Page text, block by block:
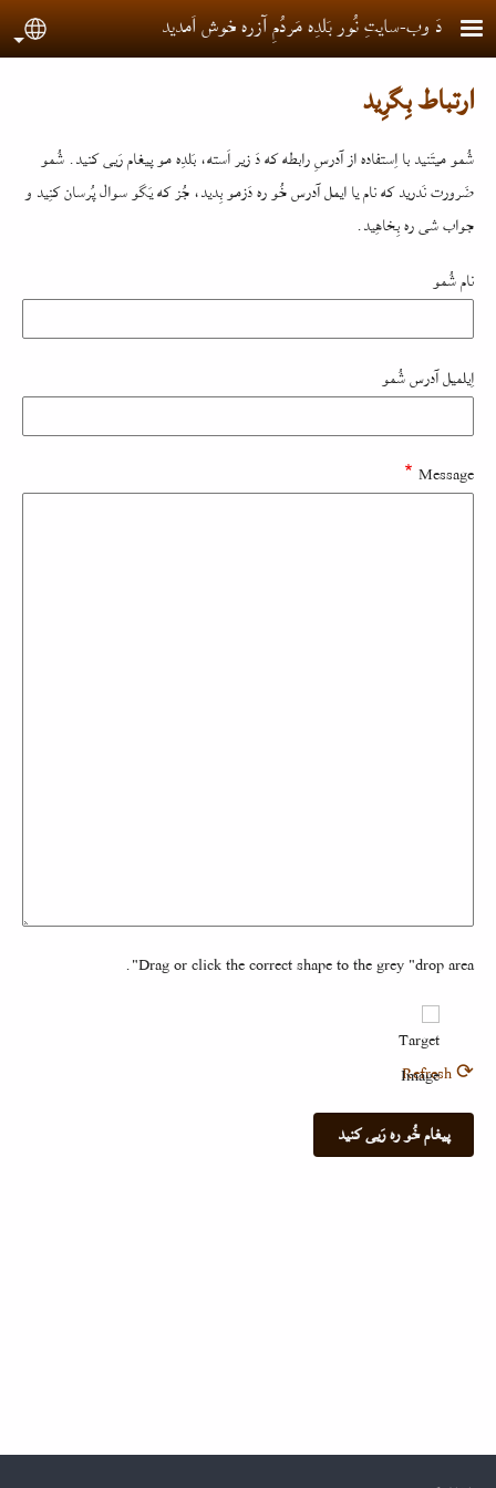
Skip to main content
دَ وب-سایتِ نُور بَلدِه مَردُمِ آزره خوش اَمدید
ارتباط بِگرِید
شُمو میتَنید با اِستفاده از آدرسِ رابطه که دَ زیر اَسته، بَلدِه مو پیغام رَیی کنید. شُمو
ضَرورت نَدرید که نام یا ایمل آدرس خُو ره دَزمو بِدید، جُز که یَگو سوال پُرسان کنِید و
جواب شی ره بِخاهِید.
نام شُمو
اِیلمیل آدرس شُمو
Message
Drag or click the correct shape to the grey "drop area".
⟳ Refresh
Footer